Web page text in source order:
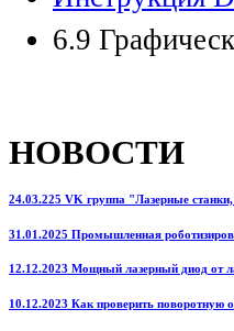
6.9
НОВОСТИ
24.03.225 VK группа "Лазерные
31.01.2025 Промышленная
12.12.2023 Мощный лазерный диод от
10.12.2023 Как проверить поворотную